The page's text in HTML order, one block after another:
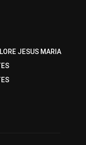
JESUS MARIA